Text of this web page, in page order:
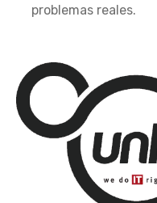
problemas reales.